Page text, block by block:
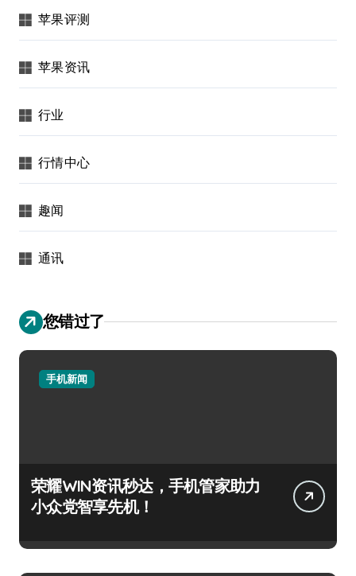
苹果评测
苹果资讯
行业
行情中心
趣闻
通讯
您错过了
手机新闻
荣耀WIN资讯秒达，手机管家助力
小众党智享先机！